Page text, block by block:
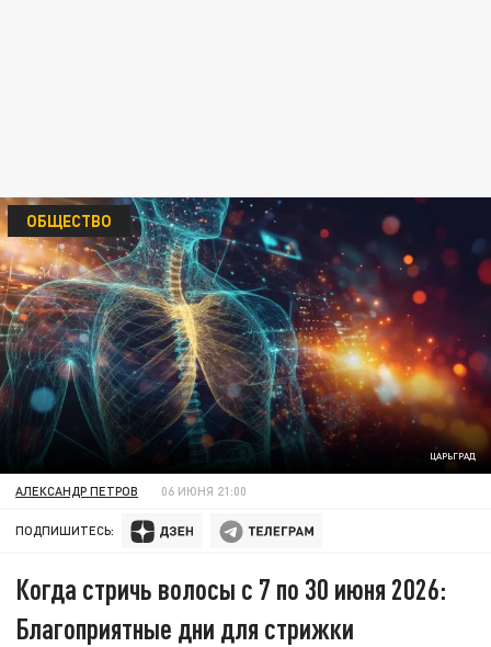
ЦАРЬГРАД
ОБЩЕСТВО
АЛЕКСАНДР ПЕТРОВ 06 ИЮНЯ 21:00
ПОДПИШИТЕСЬ:
Когда стричь волосы с 7 по 30 июня 2026:
Благоприятные дни для стрижки